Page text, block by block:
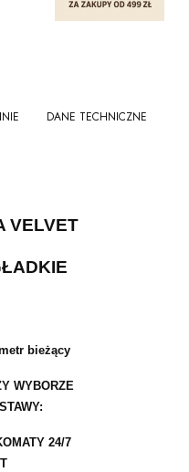
DANE TECHNICZNE
VELVET
bieżący
WYBORZE
24/7